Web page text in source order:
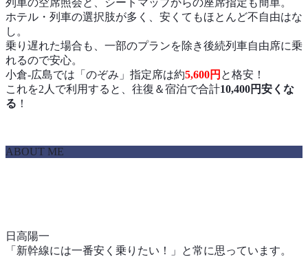
列車の空席照会と、シートマップからの座席指定も簡単。
ホテル・列車の選択肢が多く、安くてもほとんど不自由はな
し。
乗り遅れた場合も、一部のプランを除き後続列車自由席に乗
れるので安心。
小倉-広島では「のぞみ」指定席は約5,600円 と格安！
これを2人で利用すると、往復＆宿泊で合計10,400円安くな
る ！
ABOUT ME
日高陽一
「新幹線には一番安く乗りたい！」と常に思っています。